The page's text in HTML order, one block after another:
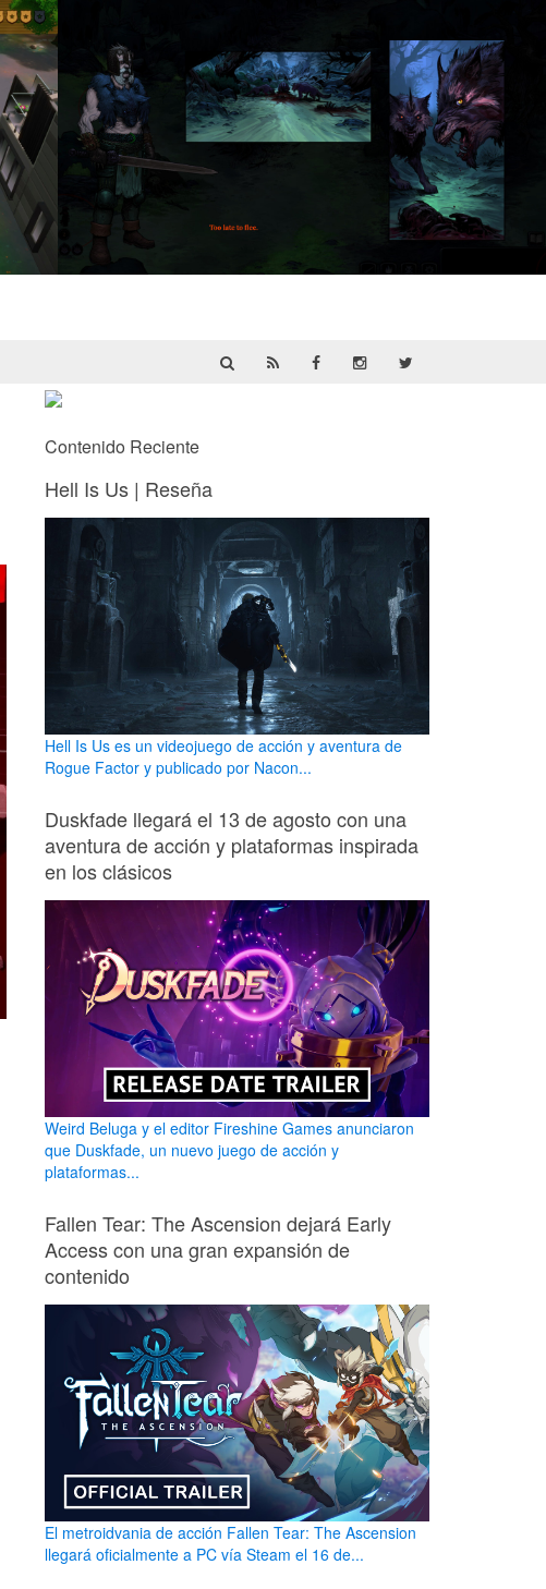
Contenido Reciente
Hell Is Us | Reseña
Hell Is Us es un videojuego de acción y aventura de
Rogue Factor y publicado por Nacon...
Duskfade llegará el 13 de agosto con una
aventura de acción y plataformas inspirada
en los clásicos
Weird Beluga y el editor Fireshine Games anunciaron
que Duskfade, un nuevo juego de acción y
plataformas...
Fallen Tear: The Ascension dejará Early
Access con una gran expansión de
contenido
El metroidvania de acción Fallen Tear: The Ascension
llegará oficialmente a PC vía Steam el 16 de...